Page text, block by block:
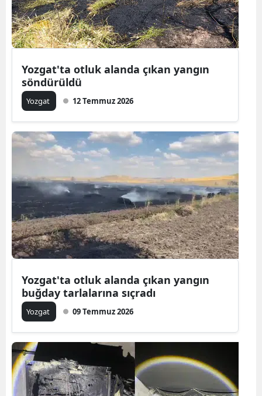
Yozgat
Zonguldak
Karaman
Kırıkkale
Batman
Şırnak
Bartın
Ardahan
Iğdır
Kilis
Düzce
Yozgat'ta otluk alanda çıkan yangın
söndürüldü
Yozgat 12 Temmuz 2026
Yozgat'ta otluk alanda çıkan yangın
buğday tarlalarına sıçradı
Yozgat 09 Temmuz 2026